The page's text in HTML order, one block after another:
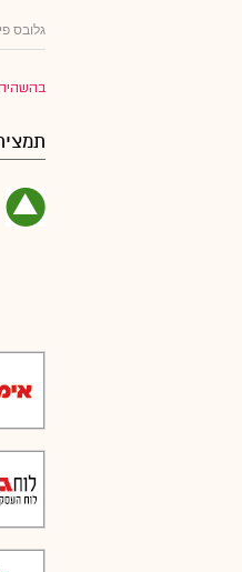
גלובס
בהשהיה